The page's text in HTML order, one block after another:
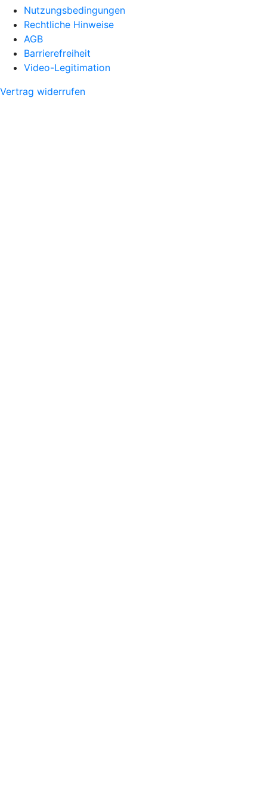
Nutzungsbedingungen
Rechtliche Hinweise
AGB
Barrierefreiheit
Video-Legitimation
Vertrag widerrufen